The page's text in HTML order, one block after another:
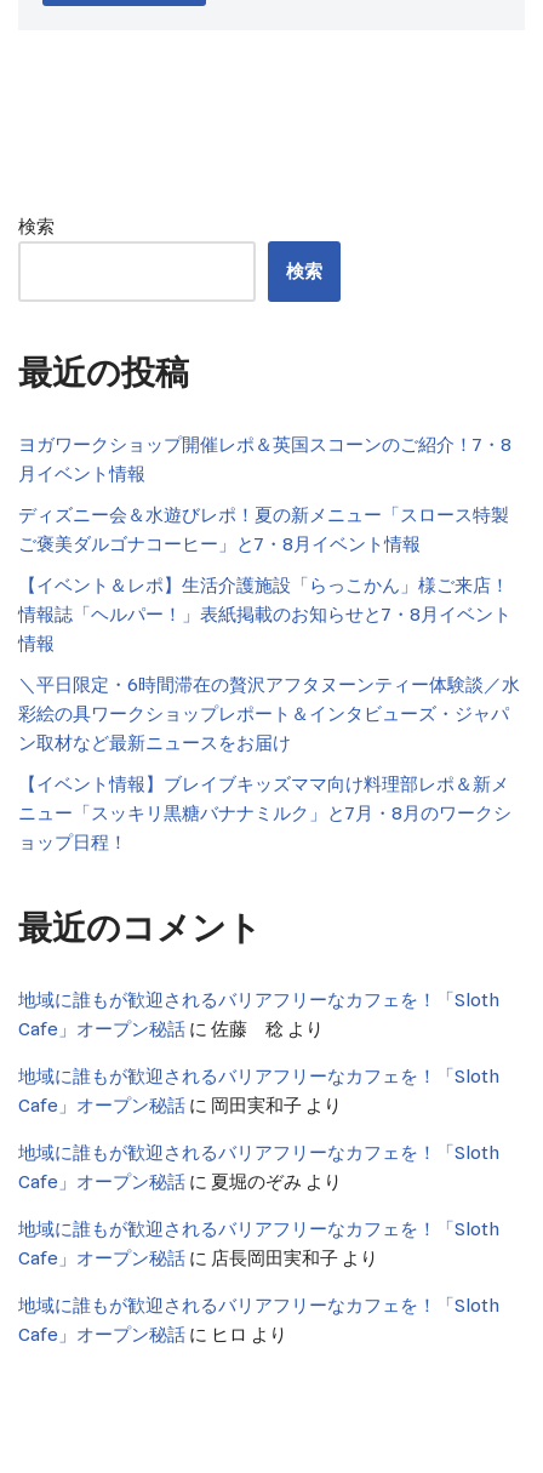
検索
検索
最近の投稿
ヨガワークショップ開催レポ＆英国スコーンのご紹介！7・8
月イベント情報
ディズニー会＆水遊びレポ！夏の新メニュー「スロース特製
ご褒美ダルゴナコーヒー」と7・8月イベント情報
【イベント＆レポ】生活介護施設「らっこかん」様ご来店！
情報誌「ヘルパー！」表紙掲載のお知らせと7・8月イベント
情報
＼平日限定・6時間滞在の贅沢アフタヌーンティー体験談／水
彩絵の具ワークショップレポート＆インタビューズ・ジャパ
ン取材など最新ニュースをお届け
【イベント情報】ブレイブキッズママ向け料理部レポ＆新メ
ニュー「スッキリ黒糖バナナミルク」と7月・8月のワークシ
ョップ日程！
最近のコメント
地域に誰もが歓迎されるバリアフリーなカフェを！「Sloth
Cafe」オープン秘話 に 佐藤 稔 より
地域に誰もが歓迎されるバリアフリーなカフェを！「Sloth
Cafe」オープン秘話 に 岡田実和子 より
地域に誰もが歓迎されるバリアフリーなカフェを！「Sloth
Cafe」オープン秘話 に 夏堀のぞみ より
地域に誰もが歓迎されるバリアフリーなカフェを！「Sloth
Cafe」オープン秘話 に 店長岡田実和子 より
地域に誰もが歓迎されるバリアフリーなカフェを！「Sloth
Cafe」オープン秘話 に ヒロ より